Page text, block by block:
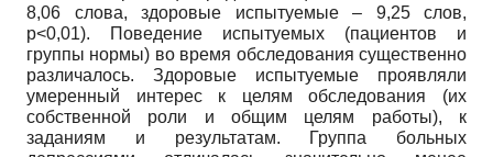
8,06 слова, здоровые испытуемые – 9,25 слов,
p<0,01). Поведение испытуемых (пациентов и
группы нормы) во время обследования существенно
различалось. Здоровые испытуемые проявляли
умеренный интерес к целям обследования (их
собственной роли и общим целям работы), к
заданиям и результатам. Группа больных